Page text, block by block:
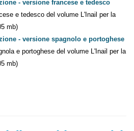
- versione francese e tedesco
e tedesco del volume L'Inail per la
mb)
- versione spagnolo e
e portoghese del volume L'Inail per
mb)